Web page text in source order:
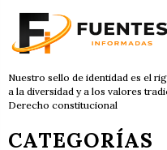
Nuestro sello de identidad es el
a la diversidad y a los valores
Derecho constitucional
CATEGORÍAS